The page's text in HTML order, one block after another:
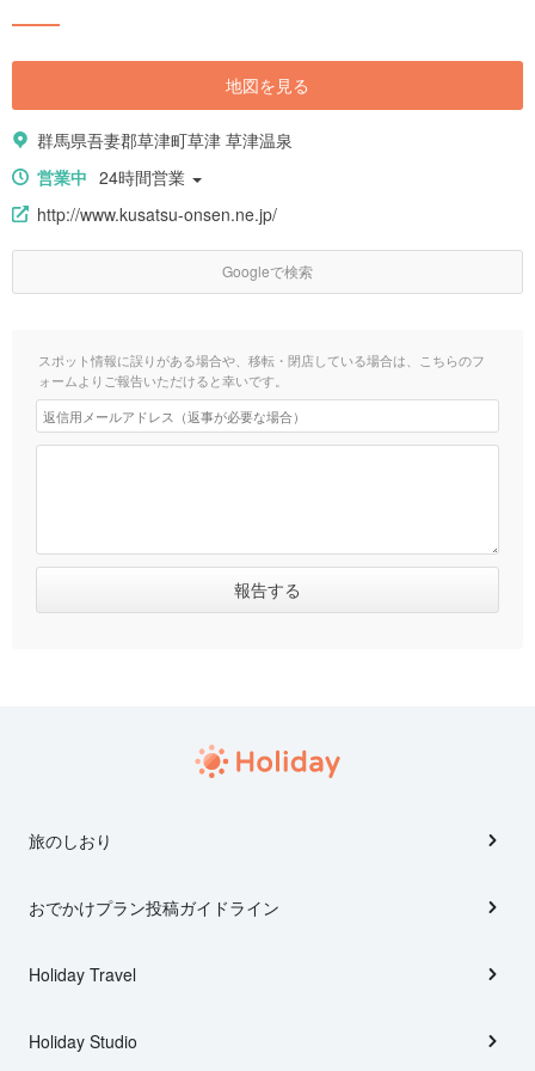
地図を見る
群馬県吾妻郡草津町草津 草津温泉
営業中 24時間営業
http://www.kusatsu-onsen.ne.jp/
Googleで検索
スポット情報に誤りがある場合や、移転・閉店している場合は、こちらのフ
ォームよりご報告いただけると幸いです。
旅のしおり
おでかけプラン投稿ガイドライン
Holiday Travel
Holiday Studio